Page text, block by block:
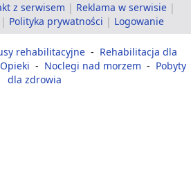
z serwisem | Reklama w serwisie |
| Polityka prywatności | Logowanie
rehabilitacyjne - Rehabilitacja dla
- Noclegi nad morzem - Pobyty
dla zdrowia